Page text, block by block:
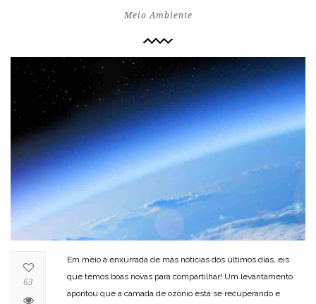
Meio Ambiente
Em meio à enxurrada de más notícias dos últimos dias, eis
que temos boas novas para compartilhar! Um levantamento
apontou que a camada de ozônio está se recuperando e
63